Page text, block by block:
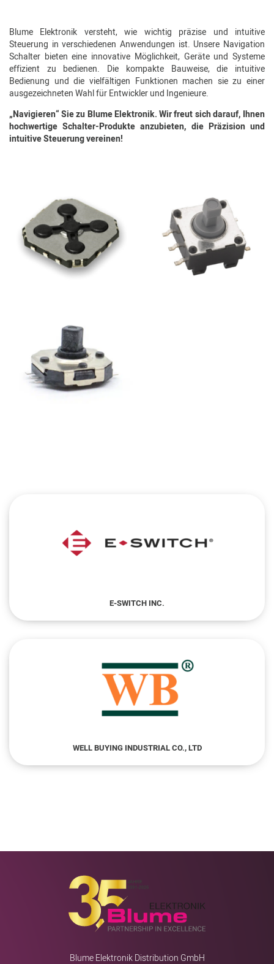
Blume Elektronik versteht, wie wichtig präzise und intuitive
Steuerung in verschiedenen Anwendungen ist. Unsere Navigation
Schalter bieten eine innovative Möglichkeit, Geräte und Systeme
effizient zu bedienen. Die kompakte Bauweise, die intuitive
Bedienung und die vielfältigen Funktionen machen sie zu einer
ausgezeichneten Wahl für Entwickler und Ingenieure.
„Navigieren“ Sie zu Blume Elektronik. Wir freut sich darauf, Ihnen
hochwertige Schalter-Produkte anzubieten, die Präzision und
intuitive Steuerung vereinen!
E-SWITCH INC.
WELL BUYING INDUSTRIAL CO., LTD
Blume Elektronik Distribution GmbH